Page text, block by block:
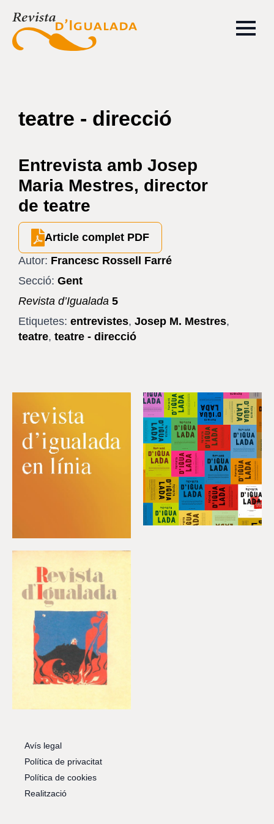
teatre - direcció
Entrevista amb Josep
Maria Mestres, director
de teatre
Article complet PDF
Autor: Francesc Rossell Farré
Secció: Gent
Revista d’Igualada 5
Etiquetes: entrevistes, Josep M. Mestres,
teatre, teatre - direcció
Avís legal
Política de privacitat
Política de cookies
Realització